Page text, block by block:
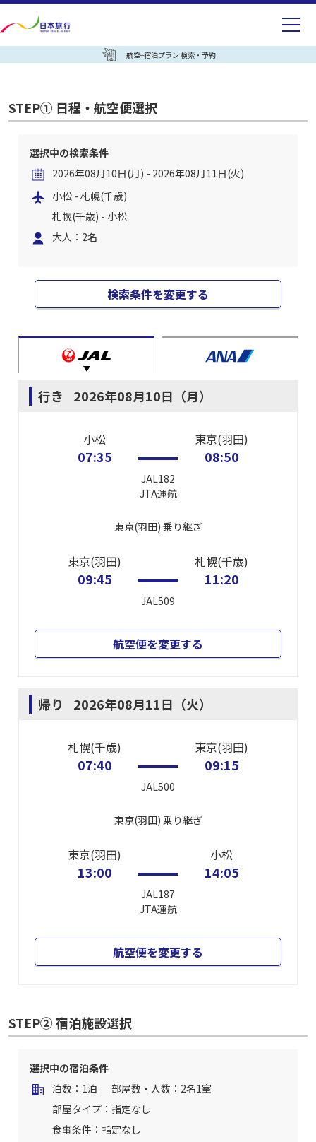
航空+宿泊プラン 検索・予約
STEP① 日程・航空便選択
選択中の検索条件
2026年08月10日(月) - 2026年08月11日(火)
小松 - 札幌(千歳)
札幌(千歳) - 小松
大人：2名
検索条件を変更する
行き 2026年08月10日（月）
小松
07:35
JAL182
JTA運航
東京(羽田)
08:50
東京(羽田) 乗り継ぎ
東京(羽田)
09:45
JAL509
札幌(千歳)
11:20
航空便を変更する
帰り 2026年08月11日（火）
札幌(千歳)
07:40
JAL500
東京(羽田)
09:15
東京(羽田) 乗り継ぎ
東京(羽田)
13:00
JAL187
JTA運航
小松
14:05
航空便を変更する
STEP② 宿泊施設選択
選択中の宿泊条件
泊数：1泊
部屋数・人数：2名1室
部屋タイプ：指定なし
食事条件：指定なし